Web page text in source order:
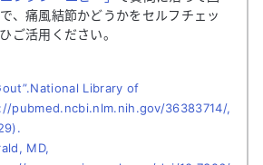
、痛風結節かどうかをセルフチェッ
ご活用ください。
Library of
pubmed.ncbi.nlm.nih.gov/36383714/,
MD,